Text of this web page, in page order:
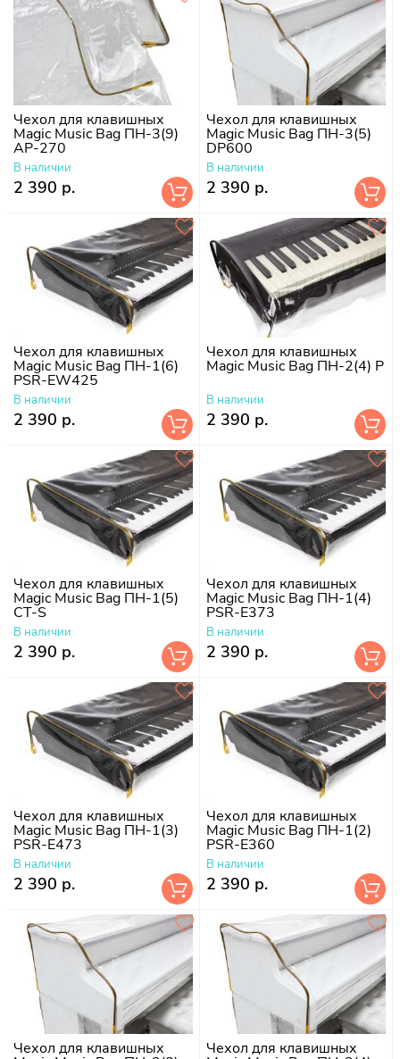
Чехол для клавишных
Magic Music Bag ПН-3(9)
AP-270
В наличии
2 390 р.
Чехол для клавишных
Magic Music Bag ПН-3(5)
DP600
В наличии
2 390 р.
Чехол для клавишных
Magic Music Bag ПН-1(6)
PSR-EW425
В наличии
2 390 р.
Чехол для клавишных
Magic Music Bag ПН-2(4) P
В наличии
2 390 р.
Чехол для клавишных
Magic Music Bag ПН-1(5)
CT-S
В наличии
2 390 р.
Чехол для клавишных
Magic Music Bag ПН-1(4)
PSR-E373
В наличии
2 390 р.
Чехол для клавишных
Magic Music Bag ПН-1(3)
PSR-E473
В наличии
2 390 р.
Чехол для клавишных
Magic Music Bag ПН-1(2)
PSR-E360
В наличии
2 390 р.
Чехол для клавишных Чехол для клавишных